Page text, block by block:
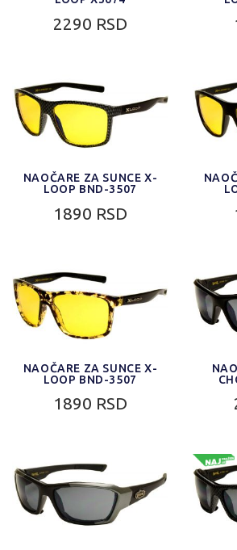
2290 RSD
NAOČARE ZA SUNCE X-
LOOP BND-3507
1890 RSD
NAOČARE ZA SUNCE X-
LOOP BND-3507
1890 RSD